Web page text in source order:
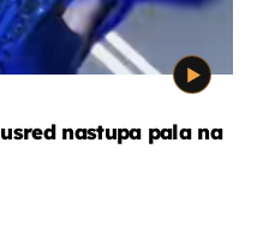
nastupa pala na